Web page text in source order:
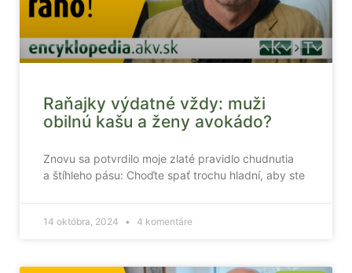
Raňajky výdatné vždy: muži
obilnú kašu a ženy avokádo?
Znovu sa potvrdilo moje zlaté pravidlo chudnutia
a štíhleho pásu: Choďte spať trochu hladní, aby ste
14 októbra, 2024 4 komentáre